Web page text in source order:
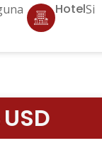
HotelSi
USD